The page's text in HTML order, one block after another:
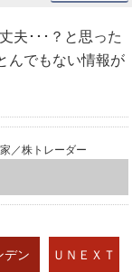
夫･･･？と思った
んでもない情報が
／株トレーダー
デン ＵＮＥＸＴ